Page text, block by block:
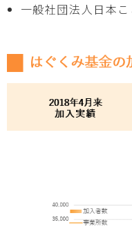
一般社団法人日本